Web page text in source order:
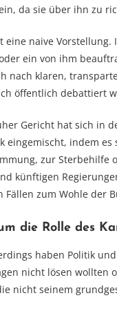
da sie über ihn zu
eine naive
ein von ihm
nach klaren,
öffentlich debattiert
Gericht hat sich in
eingemischt, indem
zur Sterbehilfe
künftigen
Fällen zum Wohle der
die Rolle des
haben Politik
nicht lösen wollten
nicht seinem